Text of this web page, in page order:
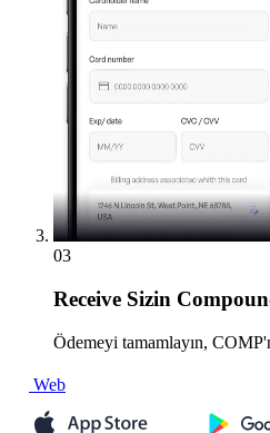
03
Receive Sizin
Ödemeyi tamamlayın,
Web